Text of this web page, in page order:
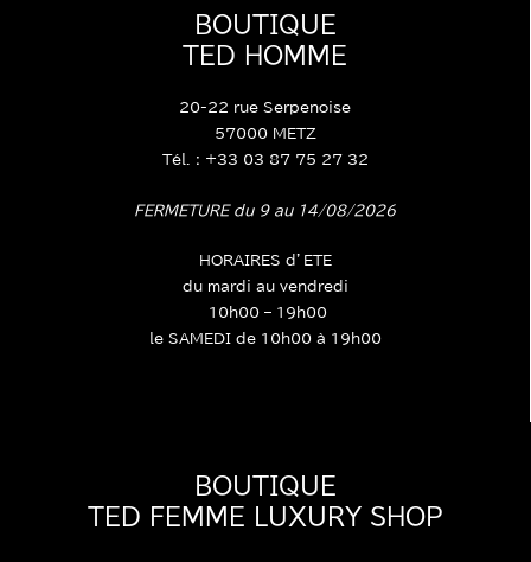
BOUTIQUE
TED HOMME
20-22 rue Serpenoise
57000 METZ
Tél. : +33 03 87 75 27 32
FERMETURE du 9 au 14/08/2026
HORAIRES d’ETE
du mardi au vendredi
10h00 – 19h00
le SAMEDI de 10h00 à 19h00
BOUTIQUE
TED FEMME LUXURY SHOP